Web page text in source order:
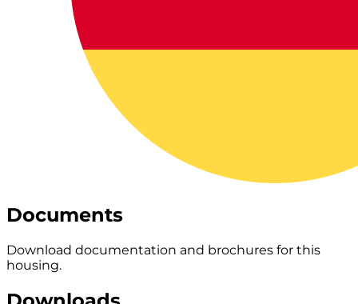
Documents
Download documentation and brochures for this
housing.